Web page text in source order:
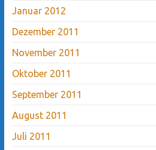
Januar 2012
Dezember 2011
November 2011
Oktober 2011
September 2011
August 2011
Juli 2011